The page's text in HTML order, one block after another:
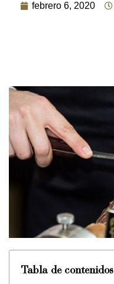
febrero 6, 2020
Tabla de contenidos